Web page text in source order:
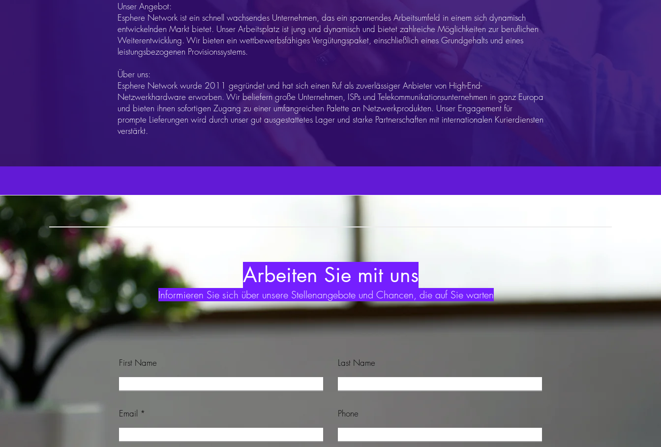
Unser Angebot:
Esphere Network ist ein schnell wachsendes Unternehmen, das ein spannendes Arbeitsumfeld in einem sich dynamisch
entwickelnden Markt bietet. Unser Arbeitsplatz ist jung und dynamisch und bietet zahlreiche Möglichkeiten zur beruflichen
Weiterentwicklung. Wir bieten ein wettbewerbsfähiges Vergütungspaket, einschließlich eines Grundgehalts und eines
leistungsbezogenen Provisionssystems.
Über uns:
Esphere Network wurde 2011 gegründet und hat sich einen Ruf als zuverlässiger Anbieter von High-End-
Netzwerkhardware erworben. Wir beliefern große Unternehmen, ISPs und Telekommunikationsunternehmen in ganz Europa
und bieten ihnen sofortigen Zugang zu einer umfangreichen Palette an Netzwerkprodukten. Unser Engagement für
prompte Lieferungen wird durch unser gut ausgestattetes Lager und starke Partnerschaften mit internationalen Kurierdiensten
verstärkt.
Arbeiten Sie mit uns
Informieren Sie sich über unsere Stellenangebote und Chancen, die auf Sie warten
First Name Last Name
Email Phone